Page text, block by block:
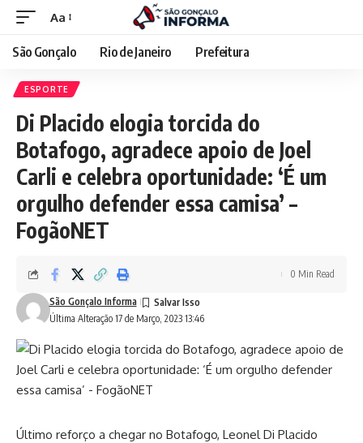
Aa
São Gonçalo Rio de Janeiro Prefeitura
ESPORTE
Di Placido elogia torcida do
Botafogo, agradece apoio de Joel
Carli e celebra oportunidade: ‘É um
orgulho defender essa camisa’ –
FogãoNET
Última Alteração 17 de Março, 2023 13:46
São Gonçalo Informa
0 Min Read
Último reforço a chegar no Botafogo, Leonel Di Placido